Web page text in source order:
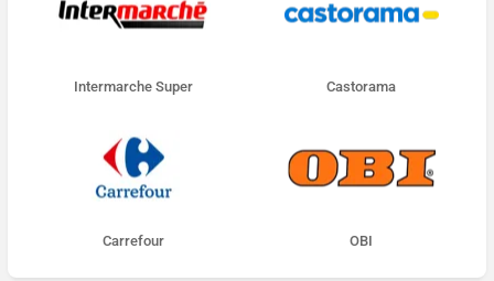
Intermarche Super Castorama
Carrefour OBI